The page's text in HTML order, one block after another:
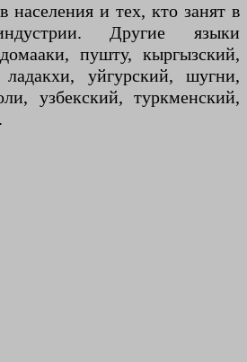
населения и тех, кто занят в
Другие языки
пушту, кыргызский,
ладакхи, уйгурский, шугни,
узбекский, туркменский,